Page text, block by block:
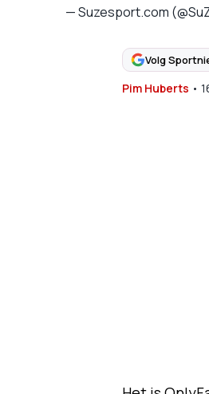
— Suzesport.com
Volg
Pim Huberts •